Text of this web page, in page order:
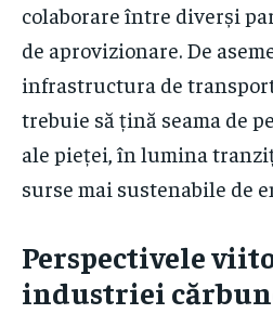
colaborare între diverși
de aprovizionare. De
infrastructura de
trebuie să țină seama de
ale pieței, în lumina
surse mai sustenabile de
Perspectivele
industriei